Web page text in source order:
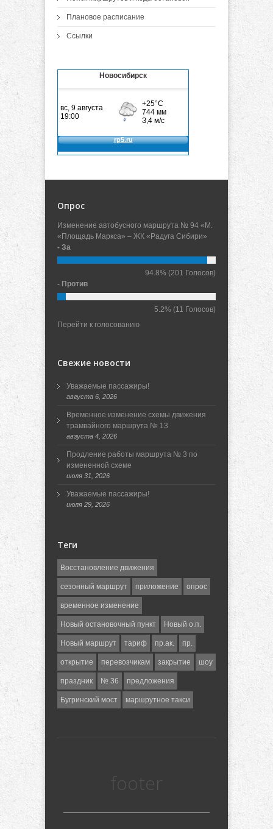
Плановое расписание
Ссылки
Новосибирск
Опрос
Изменение автобусного маршрута № 94 «М.
«Площадь Маркса» – ЖК «Радуга Сибири»
- За
94.8% (201 Голосов)
- Против
5.2% (11 Голосов)
Перейти к голосованию
Свежие новости
Уважаемые пассажиры!
августа 6, 2026
Временное изменение схемы движения
трамвайного маршрута № 13
августа 4, 2026
Продление работы маршрута № 3 по
измененной схеме
июля 31, 2026
Уважаемые пассажиры!
июля 29, 2026
Теги
Восстановление движения
сезонный маршрут приложение опрос
временное изменение
Новый остановочный пункт Новый о.п.
Новый маршрут тариф пр.ак. пр.
открытие перевозчикам закрытие шоу
праздник № 36 предложения
Бугринский мост маршрутное такси
footer